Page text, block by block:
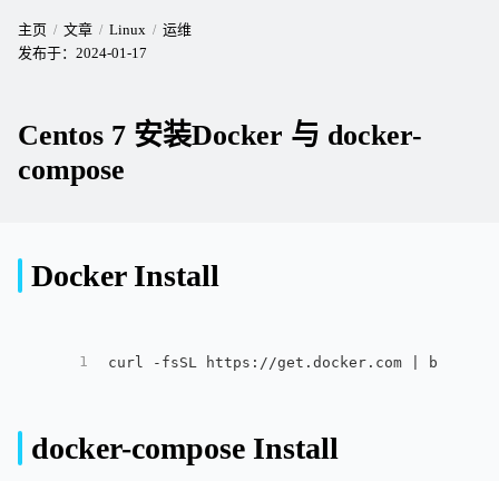
主页 文章 Linux
运维
发布于： 2024-01-17
Centos 7 安装Docker 与 docker-
compose
Docker Install
1 curl -fsSL https://get.docker.com | bash -
docker-compose Install